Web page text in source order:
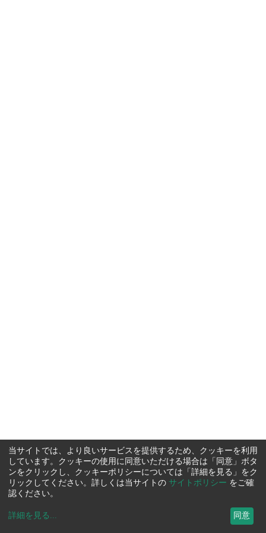
当サイトでは、より良いサービスを提供するため、クッキーを利用
しています。クッキーの使用に同意いただける場合は「同意」ボタ
ンをクリックし、クッキーポリシーについては「詳細を見る」をク
リックしてください。詳しくは当サイトの サイトポリシー をご確
認ください。
詳細を見る ... 同意